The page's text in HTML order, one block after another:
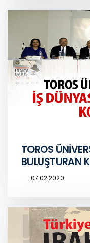
TOROS
BULUŞTURAN
07.02.2020